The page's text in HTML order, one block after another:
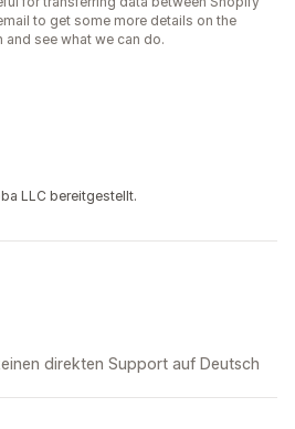
to get some more details on the
see what we can do.
LLC bereitgestellt.
direkten Support auf Deutsch